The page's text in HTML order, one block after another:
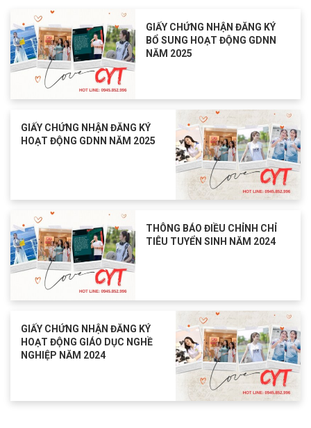
GIẤY CHỨNG NHẬN ĐĂNG KÝ
BỔ SUNG HOẠT ĐỘNG GDNN
NĂM 2025
GIẤY CHỨNG NHẬN ĐĂNG KÝ
HOẠT ĐỘNG GDNN NĂM 2025
THÔNG BÁO ĐIỀU CHỈNH CHỈ
TIÊU TUYỂN SINH NĂM 2024
GIẤY CHỨNG NHẬN ĐĂNG KÝ
HOẠT ĐỘNG GIÁO DỤC NGHỀ
NGHIỆP NĂM 2024